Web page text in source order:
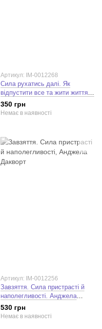
Артикул: IM-0012268
Сила рухатись далі. Як
відпустити все та жити життям,
якого ви прагнете. Джон
Перкісс
350 грн
Немає в наявності
Артикул: IM-0012256
Завзяття. Сила пристрасті й
наполегливості. Анджела
Дакворт
530 грн
Немає в наявності